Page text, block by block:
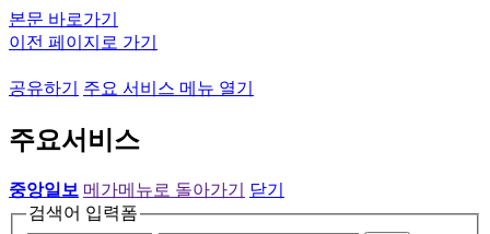
본문 바로가기
이전 페이지로 가기
공유하기 주요 서비스 메뉴 열기
주요서비스
중앙일보 메가메뉴로 돌아가기
닫기
검색어 입력폼